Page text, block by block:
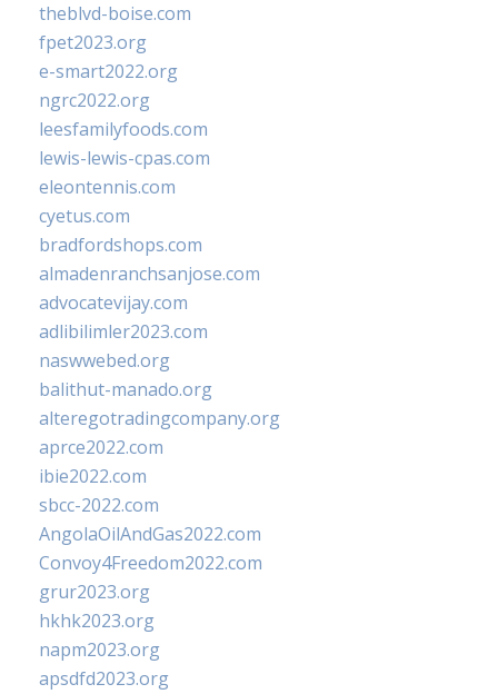
theblvd-boise.com
fpet2023.org
e-smart2022.org
ngrc2022.org
leesfamilyfoods.com
lewis-lewis-cpas.com
eleontennis.com
cyetus.com
bradfordshops.com
almadenranchsanjose.com
advocatevijay.com
adlibilimler2023.com
naswwebed.org
balithut-manado.org
alteregotradingcompany.org
aprce2022.com
ibie2022.com
sbcc-2022.com
AngolaOilAndGas2022.com
Convoy4Freedom2022.com
grur2023.org
hkhk2023.org
napm2023.org
apsdfd2023.org